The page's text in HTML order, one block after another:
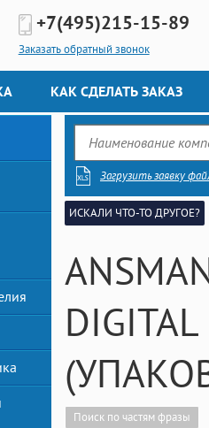
+7(495)215-15-89
Заказать обратный звонок
КАК СДЕЛАТЬ ЗАКАЗ
Загрузить заявку
ИСКАЛИ ЧТО-ТО ДРУГОЕ?
Поиск по частям фразы